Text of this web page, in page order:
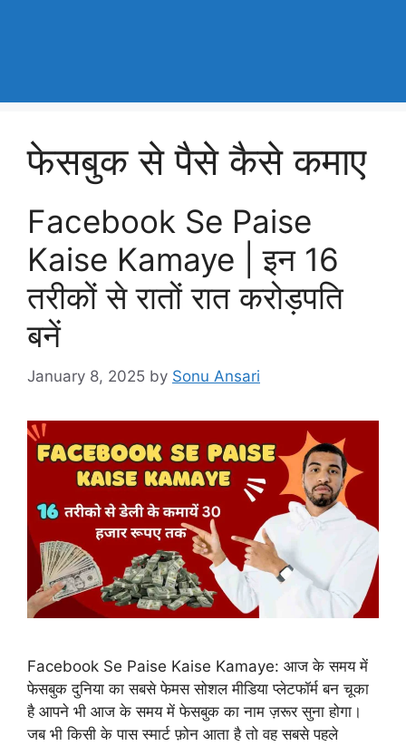
फेसबुक से पैसे कैसे कमाए
Facebook Se Paise
Kaise Kamaye | इन 16
तरीकों से रातों रात करोड़पति
बनें
January 8, 2025 by Sonu Ansari
Facebook Se Paise Kaise Kamaye: आज के समय में
फेसबुक दुनिया का सबसे फेमस सोशल मीडिया प्लेटफॉर्म बन चूका
है आपने भी आज के समय में फेसबुक का नाम ज़रूर सुना होगा।
जब भी किसी के पास स्मार्ट फ़ोन आता है तो वह सबसे पहले